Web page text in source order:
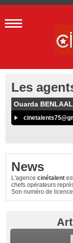
News
L'agencecinétalent
chefs opérateurs
Son numéro de
Les
Ouarda